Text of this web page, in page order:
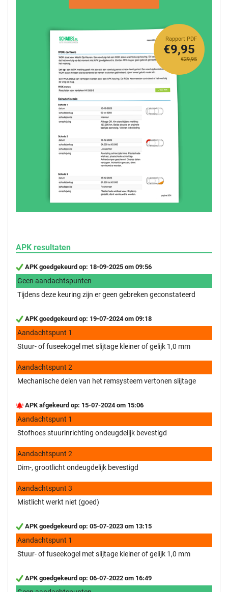
Rapport PDF
€29,95
€9,95
APK resultaten
APK goedgekeurd op: 18-09-2025 om 09:56
Geen aandachtspunten
Tijdens deze keuring zijn er geen gebreken geconstateerd
APK goedgekeurd op: 19-07-2024 om 09:18
Aandachtspunt 1
Stuur- of fuseekogel met slijtage kleiner of gelijk 1,0 mm
Aandachtspunt 2
Mechanische delen van het remsysteem vertonen slijtage
APK afgekeurd op: 15-07-2024 om 15:06
Aandachtspunt 1
Stofhoes stuurinrichting ondeugdelijk bevestigd
Aandachtspunt 2
Dim-, grootlicht ondeugdelijk bevestigd
Aandachtspunt 3
Mistlicht werkt niet (goed)
APK goedgekeurd op: 05-07-2023 om 13:15
Aandachtspunt 1
Stuur- of fuseekogel met slijtage kleiner of gelijk 1,0 mm
APK goedgekeurd op: 06-07-2022 om 16:49